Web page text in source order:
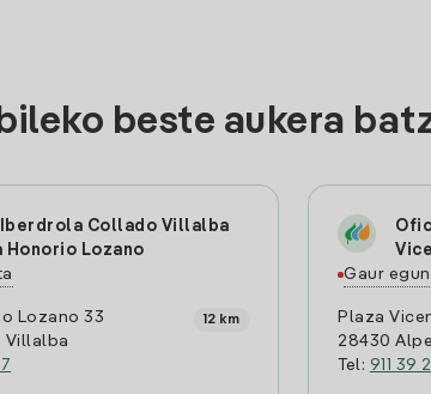
beste aukera
Collado Villalba
Honorio Lozano
Lozano 33
Villalba
12 km
Gaur
Plaza
28430
Tel: 911 39